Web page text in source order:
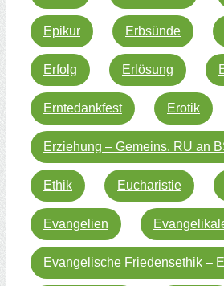
Epikur Erbsünde
Erfolg Erlösung
Erntedankfest Erotik
Erziehung – Gemeins. RU an
Ethik Eucharistie
Evangelien
Evangelische Friedensethik –